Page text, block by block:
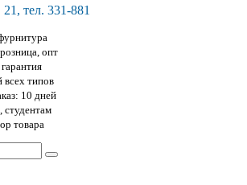
тел. 331-881
опт
всех типов
10 дней
товара